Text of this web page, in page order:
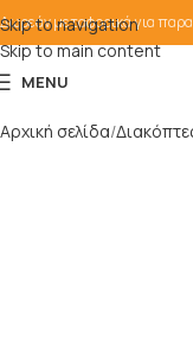
Skip to navigation
Skip to main content
Δωρεάν μεταφορικά για
MENU
Αρχική σελίδα